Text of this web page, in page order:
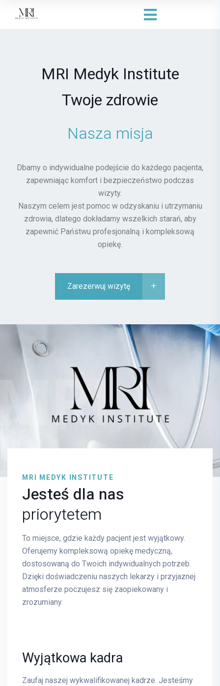
MRI Medyk Institute
Twoje zdrowie
Nasza misja
Dbamy o indywidualne podejście do każdego pacjenta,
zapewniając komfort i bezpieczeństwo podczas
wizyty.
Naszym celem jest pomoc w odzyskaniu i utrzymaniu
zdrowia, dlatego dokładamy wszelkich starań, aby
zapewnić Państwu profesjonalną i kompleksową
opiekę.
Zarezerwuj wizytę
MRI MEDYK INSTITUTE
Jesteś dla nas
priorytetem
To miejsce, gdzie każdy pacjent jest wyjątkowy.
Oferujemy kompleksową opiekę medyczną,
dostosowaną do Twoich indywidualnych potrzeb.
Dzięki doświadczeniu naszych lekarzy i przyjaznej
atmosferze poczujesz się zaopiekowany i
zrozumiany.
Wyjątkowa kadra
Zaufaj naszej wykwalifikowanej kadrze. Jesteśmy